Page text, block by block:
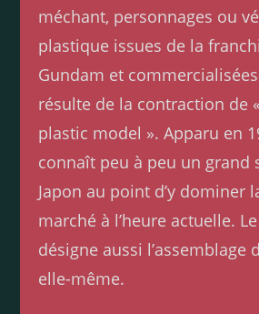
méchant, personnages ou
plastique issues de la
Gundam et
résulte de la contraction de
plastic model ». Apparu en
connaît peu à peu un grand
Japon au point d’y dominer
marché à l’heure actuelle.
désigne aussi l’assemblage
elle-même.